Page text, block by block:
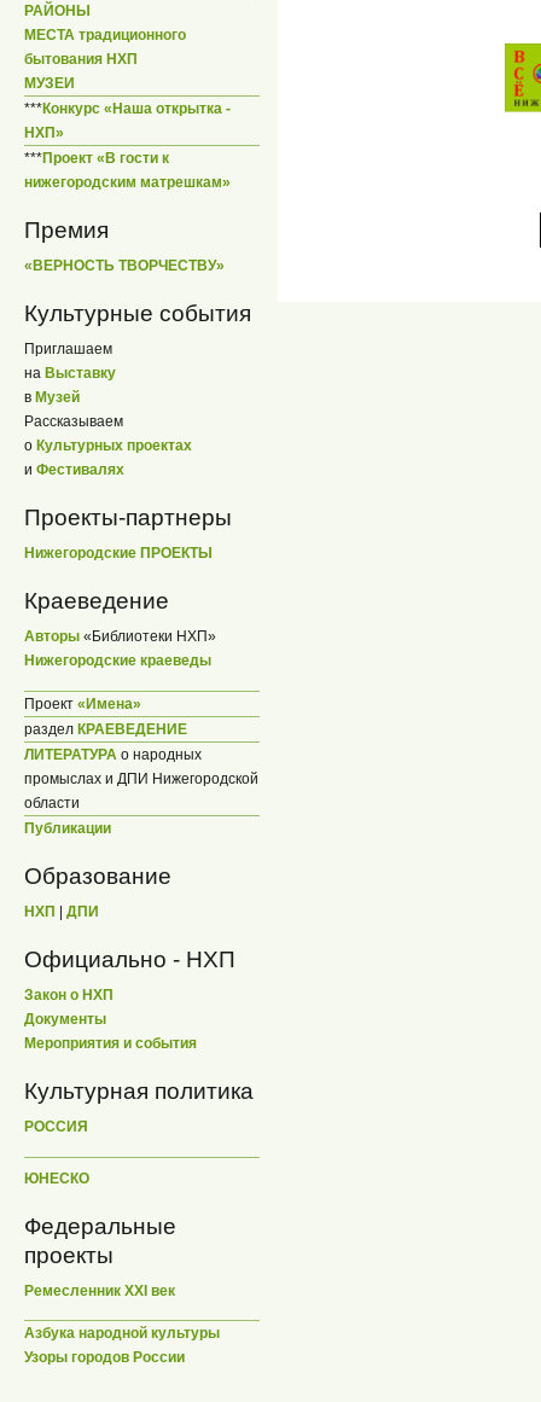
РАЙОНЫ
МЕСТА традиционного
бытования НХП
МУЗЕИ
***Конкурс «Наша открытка -
НХП»
***Проект «В гости к
нижегородским матрешкам»
Премия
«ВЕРНОСТЬ ТВОРЧЕСТВУ»
Культурные события
Приглашаем
на Выставку
в Музей
Рассказываем
о Культурных проектах
и Фестивалях
Проекты-партнеры
Нижегородские ПРОЕКТЫ
Краеведение
Авторы «Библиотеки НХП»
Нижегородские краеведы
Проект «Имена»
раздел КРАЕВЕДЕНИЕ
ЛИТЕРАТУРА о народных
промыслах и ДПИ Нижегородской
области
Публикации
Образование
НХП | ДПИ
Официально - НХП
Закон о НХП
Документы
Мероприятия и события
Культурная политика
РОССИЯ
ЮНЕСКО
Федеральные
проекты
Ремесленник XXI век
Азбука народной культуры
Узоры городов России